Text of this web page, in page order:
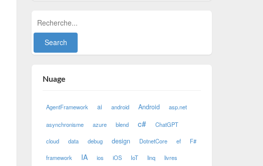
Nuage
AgentFramework ai android Android asp.net
asynchronisme azure blend c# ChatGPT
cloud data debug design DotnetCore ef F#
framework IA ios iOS IoT linq livres